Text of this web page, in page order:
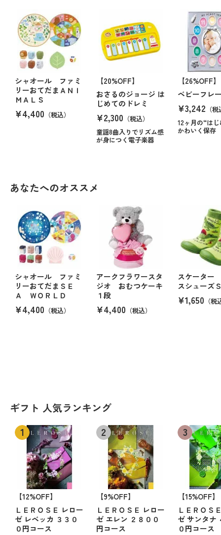
シャオール ファミ
リーおてだまＡＮＩ
ＭＡＬＳ
¥4,400 （税込）
【20%OFF】
おさるのジョージ は
じめてのドレミ
¥2,300 （税込）
童謡8曲入りでリズム感
が身につく電子楽器
【26%OFF】
ベビーフレ
¥3,242 （
12ヶ月の“は
かわいく保存
あなたへのオススメ
シャオール ファミ
リーおてだまＳＥ
Ａ ＷＯＲＬＤ
¥4,400 （税込）
アークフラワースタ
ジオ おむつケーキ
１段
¥4,400 （税込）
スケーター
スシューズ
¥1,650 （税
ギフト 人気ランキング
【12%OFF】
ＬＥＲＯＳＥ レロー
ゼ レベッカ ３３０
０円コース
【9%OFF】
ＬＥＲＯＳＥ レロー
ゼ エレン ２８００
円コース
【15%OFF】
ＬＥＲＯＳ
ゼ サンタナ
０円コース